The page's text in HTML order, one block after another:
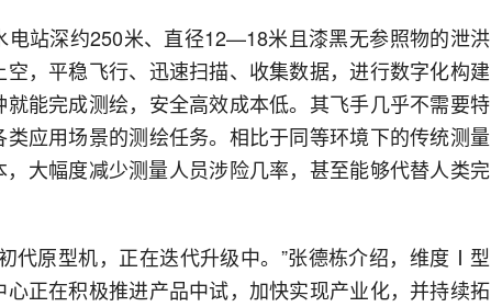
电站深约250米、直径12—18米且漆黑无参照物的泄洪
，平稳飞行、迅速扫描、收集数据，进行数字化构建
能完成测绘，安全高效成本低。其飞手几乎不需要特
应用场景的测绘任务。相比于同等环境下的传统测量
大幅度减少测量人员涉险几率，甚至能够代替人类完
代原型机，正在迭代升级中。”张德栋介绍，维度Ⅰ型
正在积极推进产品中试，加快实现产业化，并持续拓